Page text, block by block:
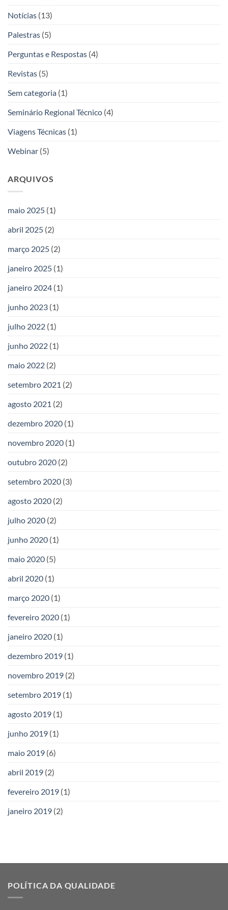
Notícias (13)
Palestras (5)
Perguntas e Respostas (4)
Revistas (5)
Sem categoria (1)
Seminário Regional Técnico (4)
Viagens Técnicas (1)
Webinar (5)
ARQUIVOS
maio 2025 (1)
abril 2025 (2)
março 2025 (2)
janeiro 2025 (1)
janeiro 2024 (1)
junho 2023 (1)
julho 2022 (1)
junho 2022 (1)
maio 2022 (2)
setembro 2021 (2)
agosto 2021 (2)
dezembro 2020 (1)
novembro 2020 (1)
outubro 2020 (2)
setembro 2020 (3)
agosto 2020 (2)
julho 2020 (2)
junho 2020 (1)
maio 2020 (5)
abril 2020 (1)
março 2020 (1)
fevereiro 2020 (1)
janeiro 2020 (1)
dezembro 2019 (1)
novembro 2019 (2)
setembro 2019 (1)
agosto 2019 (1)
junho 2019 (1)
maio 2019 (6)
abril 2019 (2)
fevereiro 2019 (1)
janeiro 2019 (2)
POLÍTICA DA QUALIDADE